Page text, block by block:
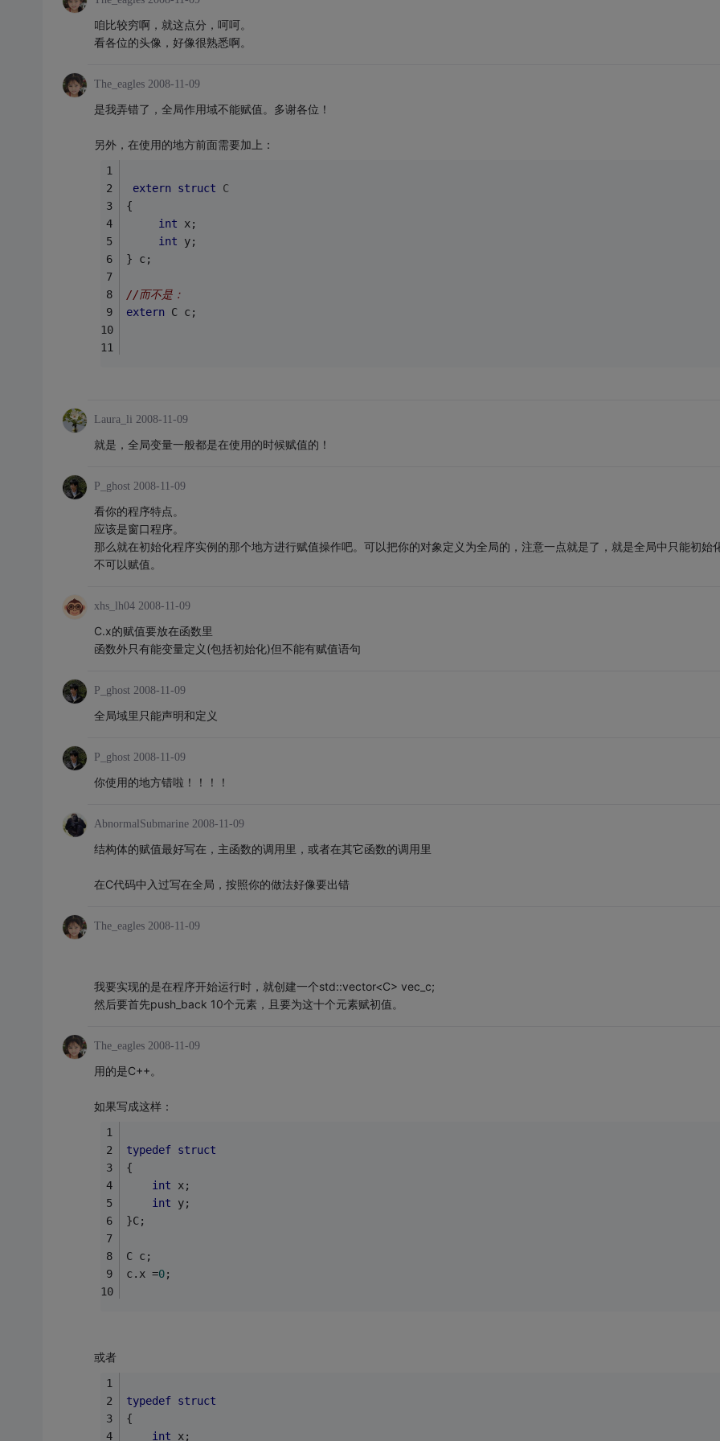
咱比较穷啊，就这点分，呵呵。
看各位的头像，好像很熟悉啊。
The_eagles 2008-11-09
是我弄错了，全局作用域不能赋值。多谢各位！
另外，在使用的地方前面需要加上：
extern struct
C
{
int x;
int y;
} c;
//而不是：
extern C c;
Laura_li 2008-11-09
就是，全局变量一般都是在使用的时候赋值的！
P_ghost 2008-11-09
看你的程序特点。
应该是窗口程序。
那么就在初始化程序实例的那个地方进行赋值操作吧。可以把你的对象定义为全局的，注意一点就是了，就是全局中只能初始
不可以赋值。
xhs_lh04 2008-11-09
C.x的赋值要放在函数里
函数外只有能变量定义(包括初始化)但不能有赋值语句
P_ghost 2008-11-09
全局域里只能声明和定义
P_ghost 2008-11-09
你使用的地方错啦！！！！
AbnormalSubmarine 2008-11-09
结构体的赋值最好写在，主函数的调用里，或者在其它函数的调用里
在C代码中入过写在全局，按照你的做法好像要出错
The_eagles 2008-11-09
我要实现的是在程序开始运行时，就创建一个std::vector<C> vec_c;
然后要首先push_back 10个元素，且要为这十个元素赋初值。
The_eagles 2008-11-09
用的是C++。
如果写成这样：
typedef struct
{
int x;
int y;
}C;
C c;
c.x =0;
或者
typedef struct
{
int x;